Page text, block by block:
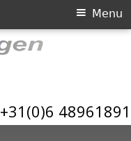
+31(0)6 48961891
Menu